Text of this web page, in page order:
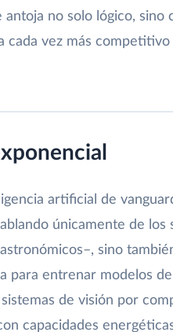
no solo lógico, sino
cada vez más
artificial de
únicamente de los
sino
para entrenar modelos
de visión por
capacidades